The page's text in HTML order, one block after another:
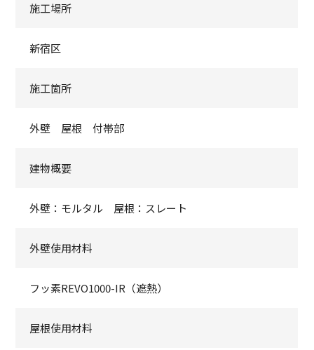
施工場所
新宿区
施工箇所
外壁 屋根 付帯部
建物概要
外壁：モルタル 屋根：スレート
外壁使用材料
フッ素REVO1000-IR（遮熱）
屋根使用材料